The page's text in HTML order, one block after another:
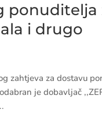
ponuditelja
i drugo
zahtjeva za dostavu
je dobavljač